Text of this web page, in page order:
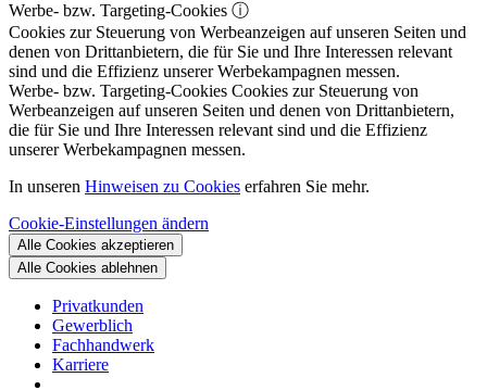
Werbe- bzw. Targeting-Cookies ⓘ
Cookies zur Steuerung von Werbeanzeigen auf unseren Seiten und
denen von Drittanbietern, die für Sie und Ihre Interessen relevant
sind und die Effizienz unserer Werbekampagnen messen.
Werbe- bzw. Targeting-Cookies Cookies zur Steuerung von
Werbeanzeigen auf unseren Seiten und denen von Drittanbietern,
die für Sie und Ihre Interessen relevant sind und die Effizienz
unserer Werbekampagnen messen.
In unseren Hinweisen zu Cookies erfahren Sie mehr.
Cookie-Einstellungen ändern
Alle Cookies akzeptieren
Alle Cookies ablehnen
Privatkunden
Gewerblich
Fachhandwerk
Karriere